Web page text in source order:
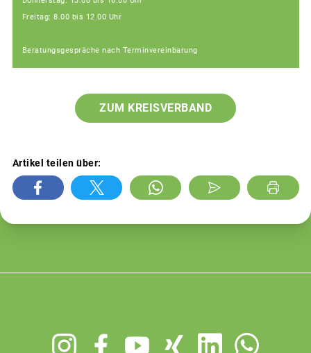
Freitag: 8.00 bis 12.00 Uhr
Beratungsgespräche nach Terminvereinbarung
ZUM KREISVERBAND
Artikel teilen über: